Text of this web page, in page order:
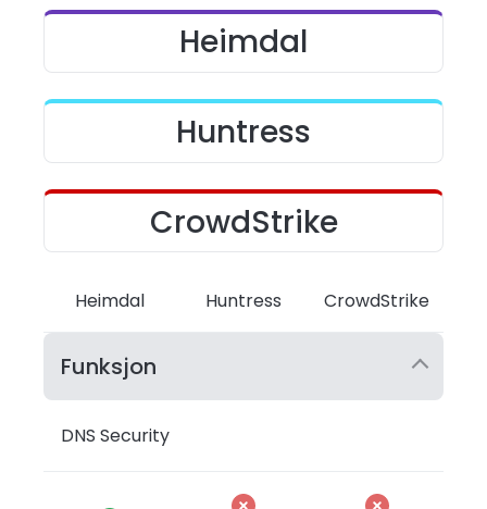
Heimdal
Huntress
CrowdStrike
Heimdal Huntress CrowdStrike
Funksjon
DNS Security